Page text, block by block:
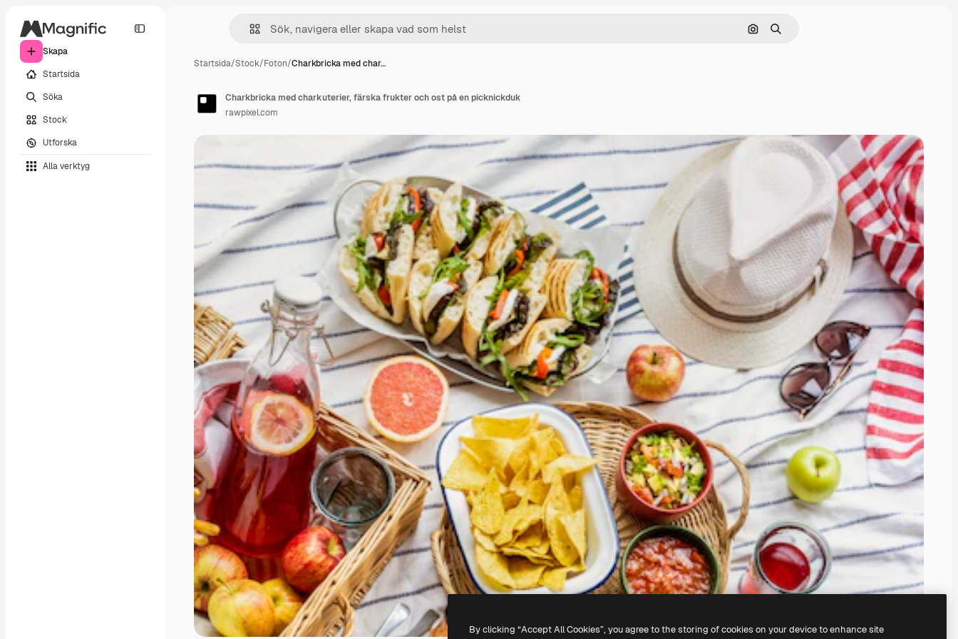
Skapa
Startsida
Söka
Stock
Utforska
Alla verktyg
Sök efter bild
Söka
Startsida/Stock/Foton/Charkbricka med char…
Charkbricka med charkuterier, färska frukter och ost på en picknickduk
rawpixel.com
By clicking “Accept All Cookies”, you agree to the storing of cookies on your device to enhance site